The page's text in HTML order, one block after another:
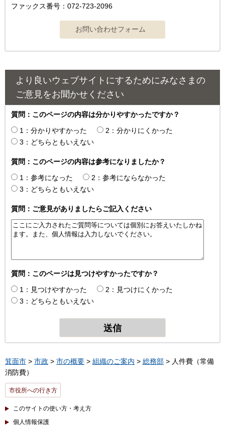
ファックス番号：072-723-2096
より良いウェブサイトにするためにみなさまの
ご意見をお聞かせください
質問：このページの内容は分かりやすかったですか？
1：分かりやすかった
2：分かりにくかった
3：どちらともいえない
質問：このページの内容は参考になりましたか？
1：参考になった
2：参考にならなかった
3：どちらともいえない
質問：ご意見がありましたらご記入ください
質問：このページは見つけやすかったですか？
1：見つけやすかった
2：見つけにくかった
3：どちらともいえない
箕面市 > 市政 > 市の概要 > 組織のご案内 > 総務部 > 人件費（常備
消防費）
市役所への行き方
このサイトの使い方・考え方
個人情報保護